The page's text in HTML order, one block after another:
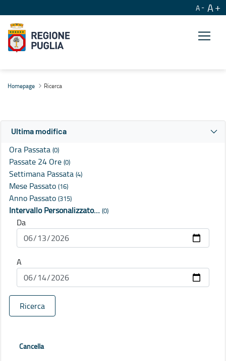
A A
Homepage Ricerca
Ultima modifica
Ora Passata (0)
Passate 24 Ore (0)
Settimana Passata (4)
Mese Passato (16)
Anno Passato (315)
Intervallo Personalizzato… (0)
Da
A
Ricerca
Cancella